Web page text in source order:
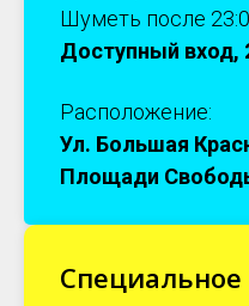
Шуметь после
Доступный вход,
Расположение:
Ул. Большая
Площади